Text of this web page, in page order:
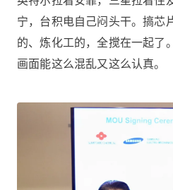
宁，台积电自己闷头干。搞芯
的、炼化工的，全搅在一起了
画面能这么混乱又这么认真。